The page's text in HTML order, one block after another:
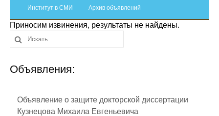
Отчетность
Противодействие коррупции
Материалы для СМИ
Публикации
Институт в СМИ Архив объявлений
Приносим извинения, результаты не найдены.
Объявления:
Объявление о защите докторской диссертации
Кузнецова Михаила Евгеньевича